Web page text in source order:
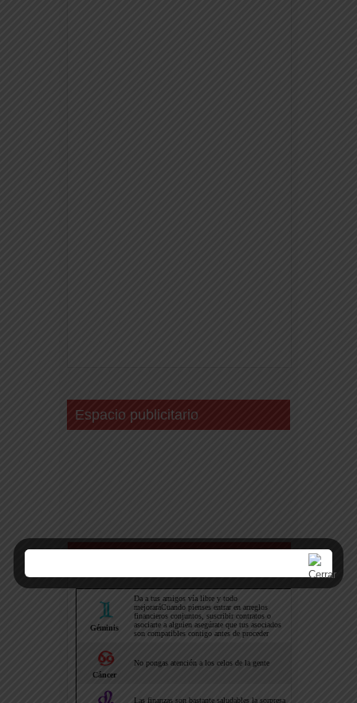
Espacio publicitario